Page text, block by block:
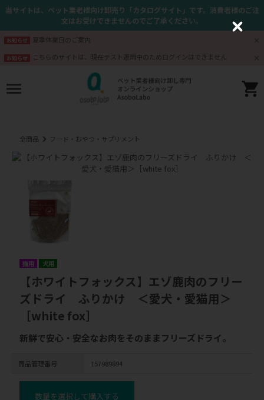
当サイトは、ペット業者様向け卸売り「カタログサイト」です。消費者様のご注
文はお受けできませんのでご了承ください。
お知らせ 夏季休業日のご案内
お知らせ こちらのサイトは、現在テスト運用中のためログインはできません
全商品 フード・おやつ・サプリメント
猫用 犬用
【ホワイトフォックス】エゾ鹿肉のフリー
ズドライ ふりかけ ＜愛犬・愛猫用＞
［white fox］
新鮮で安心・安全なお肉をそのままフリーズドライ。
商品管理番号 157989894
数量を選択して購入する
C